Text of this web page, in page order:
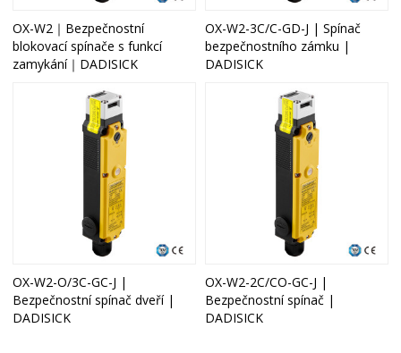
OX-W2｜Bezpečnostní
blokovací spínače s funkcí
zamykání｜DADISICK
OX-W2-3C/C-GD-J | Spínač
bezpečnostního zámku |
DADISICK
OX-W2-O/3C-GC-J |
Bezpečnostní spínač dveří |
DADISICK
OX-W2-2C/CO-GC-J |
Bezpečnostní spínač |
DADISICK